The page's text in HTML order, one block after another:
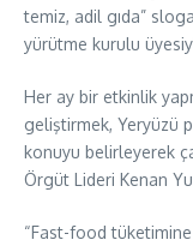
temiz, adil gıda”
yürütme kurulu
Her ay bir etkinlik
geliştirmek, Yeryüzü
konuyu belirleyerek
Örgüt Lideri Kenan
“Fast-food tüketimine